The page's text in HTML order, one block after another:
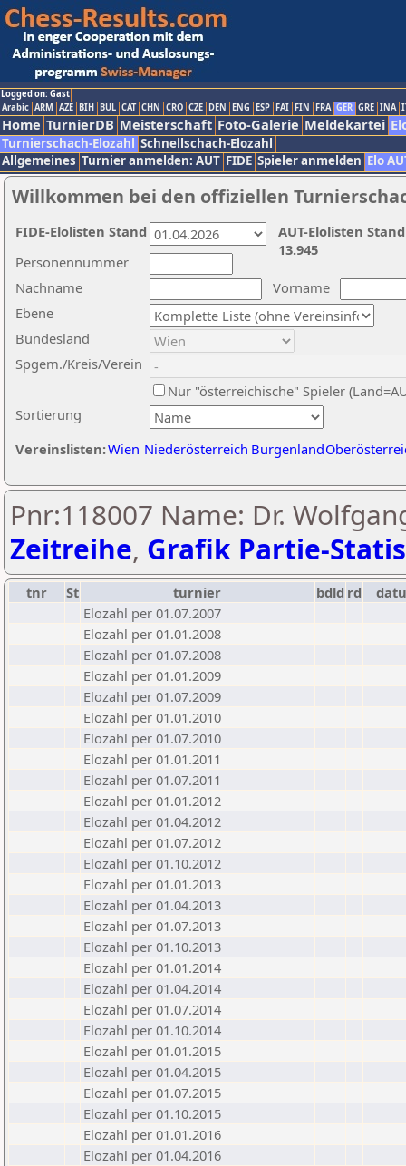
Logged on: Gast
Arabic ARM AZE BIH BUL CAT CHN CRO CZE DEN ENG ESP FAI FIN FRA GER GRE INA
Home TurnierDB Meisterschaft Foto-Galerie Meldekartei
Turnierschach-Elozahl Schnellschach-Elozahl
Allgemeines Turnier anmelden: AUT FIDE Spieler anmelden Elo
Willkommen bei den offiziellen
Nachname
Vorname
Ebene
Sortierung
Personennummer
Bundesland
Spgem./Kreis/Verein
Nur "österreichische" Spieler
Vereinslisten:Wien Niederösterreich Burgenland
AUT-Elolisten
13.945
FIDE-Elolisten Stand
Pnr:118007 Name: Dr.
Zeitreihe, Grafik Partie-
tnr St turnier bdld rd
Elozahl per 01.07.2007
Elozahl per 01.01.2008
Elozahl per 01.07.2008
Elozahl per 01.01.2009
Elozahl per 01.07.2009
Elozahl per 01.01.2010
Elozahl per 01.07.2010
Elozahl per 01.01.2011
Elozahl per 01.07.2011
Elozahl per 01.01.2012
Elozahl per 01.04.2012
Elozahl per 01.07.2012
Elozahl per 01.10.2012
Elozahl per 01.01.2013
Elozahl per 01.04.2013
Elozahl per 01.07.2013
Elozahl per 01.10.2013
Elozahl per 01.01.2014
Elozahl per 01.04.2014
Elozahl per 01.07.2014
Elozahl per 01.10.2014
Elozahl per 01.01.2015
Elozahl per 01.04.2015
Elozahl per 01.07.2015
Elozahl per 01.10.2015
Elozahl per 01.01.2016
Elozahl per 01.04.2016